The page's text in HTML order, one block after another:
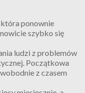
która ponownie
szybko się
ludzi z problemów
Początkowa
z czasem